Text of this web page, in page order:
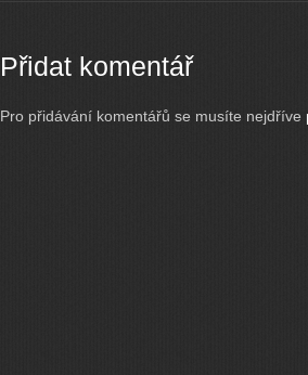
Přidat komentář
Pro přidávání komentářů se musíte nejdříve